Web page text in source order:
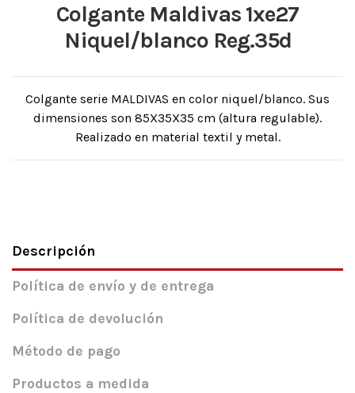
Colgante Maldivas 1xe27
Niquel/blanco Reg.35d
Colgante serie MALDIVAS en color niquel/blanco. Sus
dimensiones son 85X35X35 cm (altura regulable).
Realizado en material textil y metal.
Descripción
Política de envío y de entrega
Política de devolución
Método de pago
Productos a medida